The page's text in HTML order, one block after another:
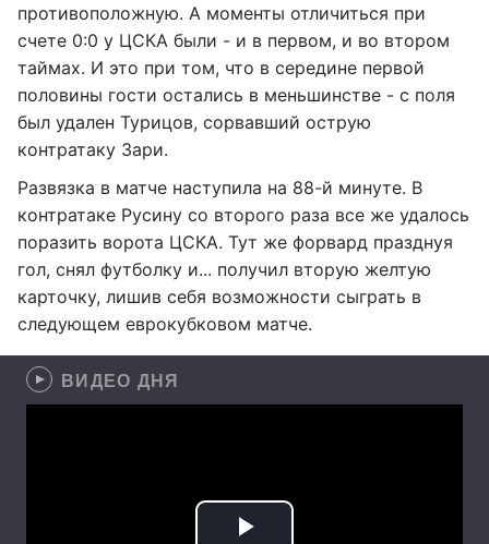
противоположную. А моменты отличиться при
счете 0:0 у ЦСКА были - и в первом, и во втором
таймах. И это при том, что в середине первой
половины гости остались в меньшинстве - с поля
был удален Турицов, сорвавший острую
контратаку Зари.
Развязка в матче наступила на 88-й минуте. В
контратаке Русину со второго раза все же удалось
поразить ворота ЦСКА. Тут же форвард празднуя
гол, снял футболку и... получил вторую желтую
карточку, лишив себя возможности сыграть в
следующем еврокубковом матче.
ВИДЕО ДНЯ